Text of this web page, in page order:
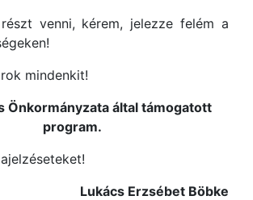
venni, kérem, jelezze felém a
mindenkit!
Önkormányzata által támogatott
program.
Lukács Erzsébet Böbke